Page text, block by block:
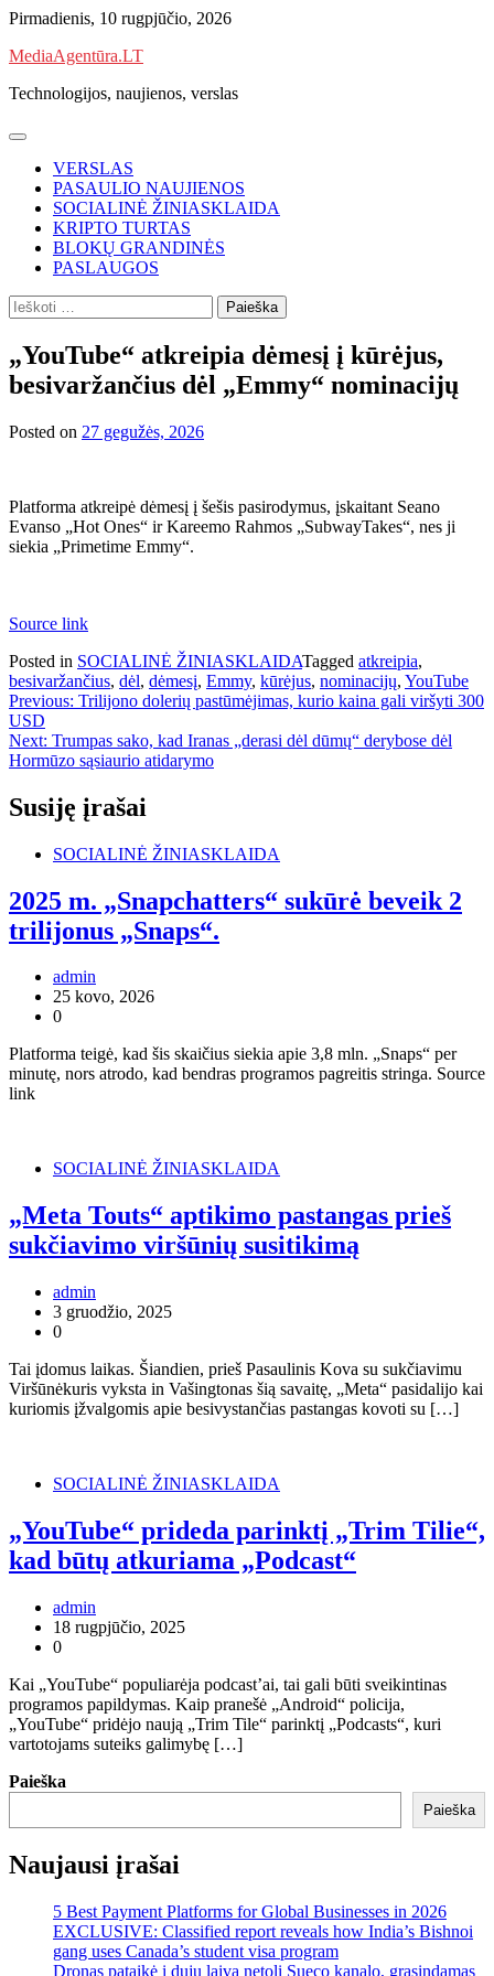
Skip
content
Pirmadienis, 10 rugpjūčio, 2026
MediaAgentūra.LT
Technologijos, naujienos, verslas
VERSLAS
PASAULIO NAUJIENOS
SOCIALINĖ ŽINIASKLAIDA
KRIPTO TURTAS
BLOKŲ GRANDINĖS
PASLAUGOS
Ieškoti:
„YouTube“ atkreipia dėmesį į kūrėjus,
besivaržančius dėl „Emmy“ nominacijų
Posted on 27 gegužės, 2026
Platforma atkreipė dėmesį į šešis pasirodymus, įskaitant Seano
Evanso „Hot Ones“ ir Kareemo Rahmos „SubwayTakes“, nes ji
siekia „Primetime Emmy“.
Source link
Posted in SOCIALINĖ ŽINIASKLAIDATagged atkreipia,
besivaržančius, dėl, dėmesį, Emmy, kūrėjus, nominacijų, YouTube
Navigacija
tarp
įrašų
Previous: Trilijono dolerių pastūmėjimas, kurio kaina gali viršyti 300
USD
Next: Trumpas sako, kad Iranas „derasi dėl dūmų“ derybose dėl
Hormūzo sąsiaurio atidarymo
Susiję įrašai
SOCIALINĖ ŽINIASKLAIDA
2025 m. „Snapchatters“ sukūrė beveik 2
trilijonus „Snaps“.
admin
25 kovo, 2026
0
Platforma teigė, kad šis skaičius siekia apie 3,8 mln. „Snaps“ per
minutę, nors atrodo, kad bendras programos pagreitis stringa. Source
link
SOCIALINĖ ŽINIASKLAIDA
„Meta Touts“ aptikimo pastangas prieš
sukčiavimo viršūnių susitikimą
admin
3 gruodžio, 2025
0
Tai įdomus laikas. Šiandien, prieš Pasaulinis Kova su sukčiavimu
Viršūnėkuris vyksta in Vašingtonas šią savaitę, „Meta“ pasidalijo kai
kuriomis įžvalgomis apie besivystančias pastangas kovoti su […]
SOCIALINĖ ŽINIASKLAIDA
„YouTube“ prideda parinktį „Trim Tilie“,
kad būtų atkuriama „Podcast“
admin
18 rugpjūčio, 2025
0
Kai „YouTube“ populiarėja podcast’ai, tai gali būti sveikintinas
programos papildymas. Kaip pranešė „Android“ policija,
„YouTube“ pridėjo naują „Trim Tile“ parinktį „Podcasts“, kuri
vartotojams suteiks galimybę […]
Paieška
Paieška
Naujausi įrašai
5 Best Payment Platforms for Global Businesses in 2026
EXCLUSIVE: Classified report reveals how India’s Bishnoi
gang uses Canada’s student visa program
Dronas pataikė į dujų laivą netoli Sueco kanalo, grasindamas